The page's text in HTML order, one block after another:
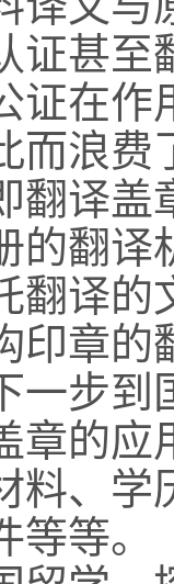
证甚至
证在作
而浪
翻译
的翻译
翻译的
印章的
一步
章的
料、
等。